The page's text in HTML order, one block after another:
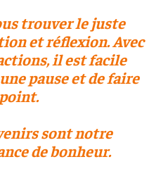
trouver le juste
et réflexion. Avec
il est facile
pause et de faire
sont notre
de bonheur.